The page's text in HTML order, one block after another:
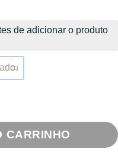
de adicionar o produto
CARRINHO